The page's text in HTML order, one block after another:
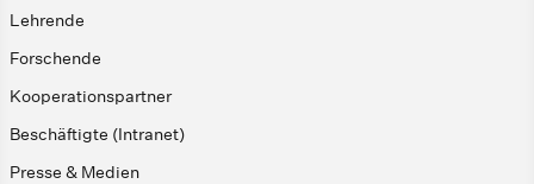
Lehrende
Forschende
Kooperationspartner
Beschäftigte (Intranet)
Presse & Medien